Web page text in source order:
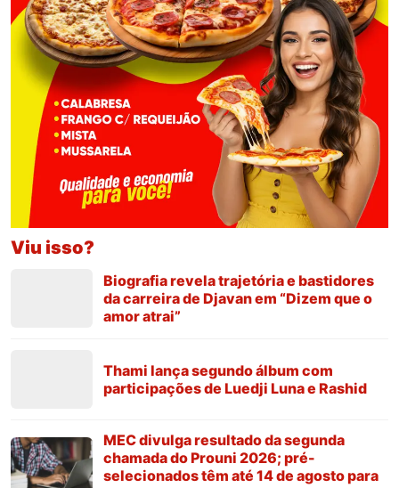
Viu isso?
Biografia revela trajetória e bastidores
da carreira de Djavan em “Dizem que o
amor atrai”
Thami lança segundo álbum com
participações de Luedji Luna e Rashid
MEC divulga resultado da segunda
chamada do Prouni 2026; pré-
selecionados têm até 14 de agosto para